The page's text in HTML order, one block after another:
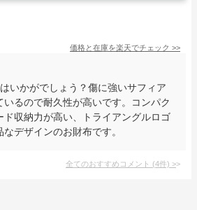
価格と在庫を楽天でチェック >>
いかがでしょう？傷に強いサフィア
いるので耐久性が高いです。コンパク
ド収納力が高い、トライアングルロゴ
デザインのお財布です。
全てのおすすめコメント (4件) >